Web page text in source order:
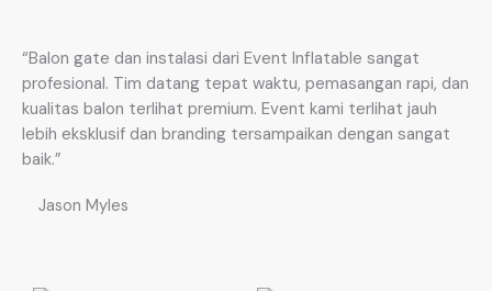
“Balon gate dan instalasi dari Event Inflatable sangat
profesional. Tim datang tepat waktu, pemasangan rapi, dan
kualitas balon terlihat premium. Event kami terlihat jauh
lebih eksklusif dan branding tersampaikan dengan sangat
baik.”
Jason Myles